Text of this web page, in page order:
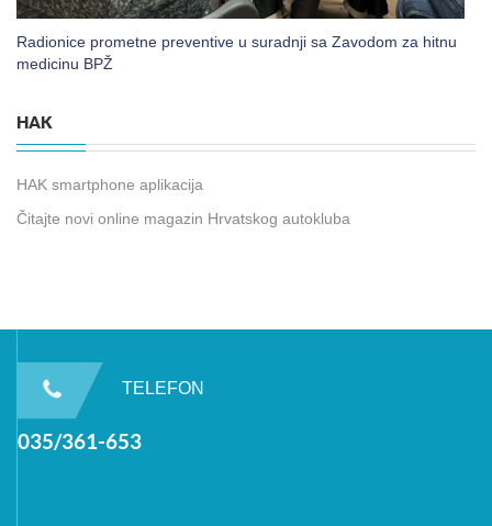
Radionice prometne preventive u suradnji sa Zavodom za hitnu
medicinu BPŽ
HAK
HAK smartphone aplikacija
Čitajte novi online magazin Hrvatskog autokluba
TELEFON
035/361-653